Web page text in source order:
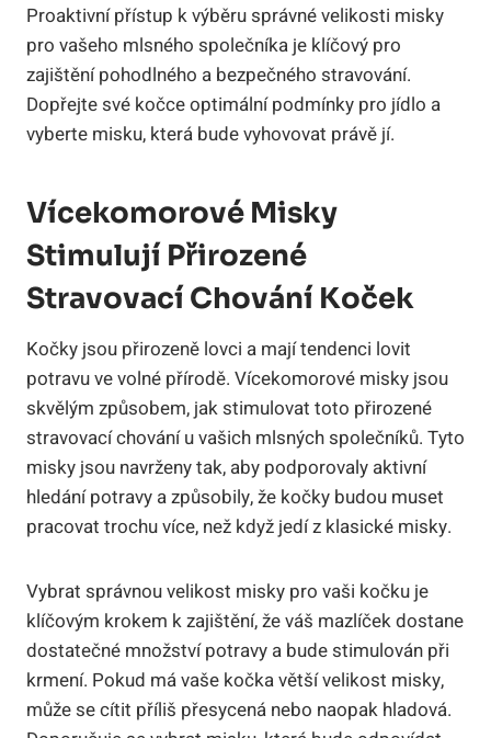
Proaktivní přístup k výběru správné velikosti misky
pro vašeho mlsného společníka je klíčový pro
zajištění pohodlného a bezpečného stravování.
Dopřejte své kočce optimální podmínky pro jídlo a
vyberte misku, která bude vyhovovat právě jí.
Vícekomorové Misky
Stimulují Přirozené
Stravovací Chování Koček
Kočky jsou přirozeně lovci a mají tendenci lovit
potravu ve volné přírodě. Vícekomorové misky jsou
skvělým způsobem, jak stimulovat toto přirozené
stravovací chování u vašich mlsných společníků. Tyto
misky jsou navrženy tak, aby podporovaly aktivní
hledání potravy a způsobily, že kočky budou muset
pracovat trochu více, než když jedí z klasické misky.
Vybrat správnou velikost misky pro vaši kočku je
klíčovým krokem k zajištění, že váš mazlíček dostane
dostatečné množství potravy a bude stimulován při
krmení. Pokud má vaše kočka větší velikost misky,
může se cítit příliš přesycená nebo naopak hladová.